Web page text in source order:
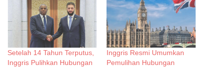
Setelah 14 Tahun Terputus,
Inggris Pulihkan Hubungan
Inggris Resmi Umumkan
Pemulihan Hubungan